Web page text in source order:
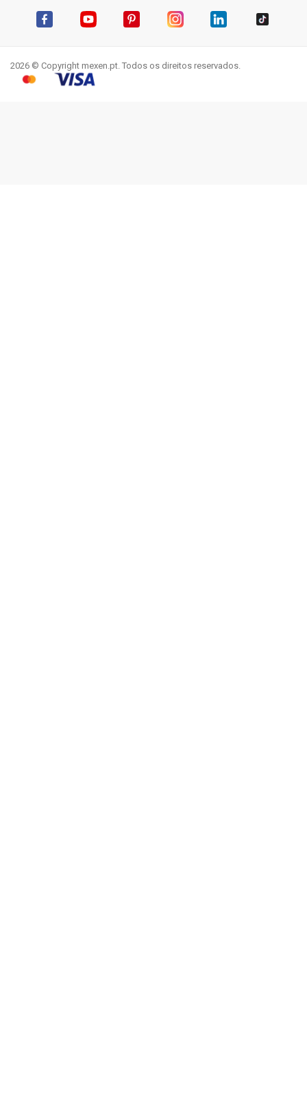
2026 © Copyright mexen.pt. Todos os direitos reservados.